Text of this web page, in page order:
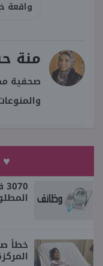
واقعة
منة
صحفية
خطأ